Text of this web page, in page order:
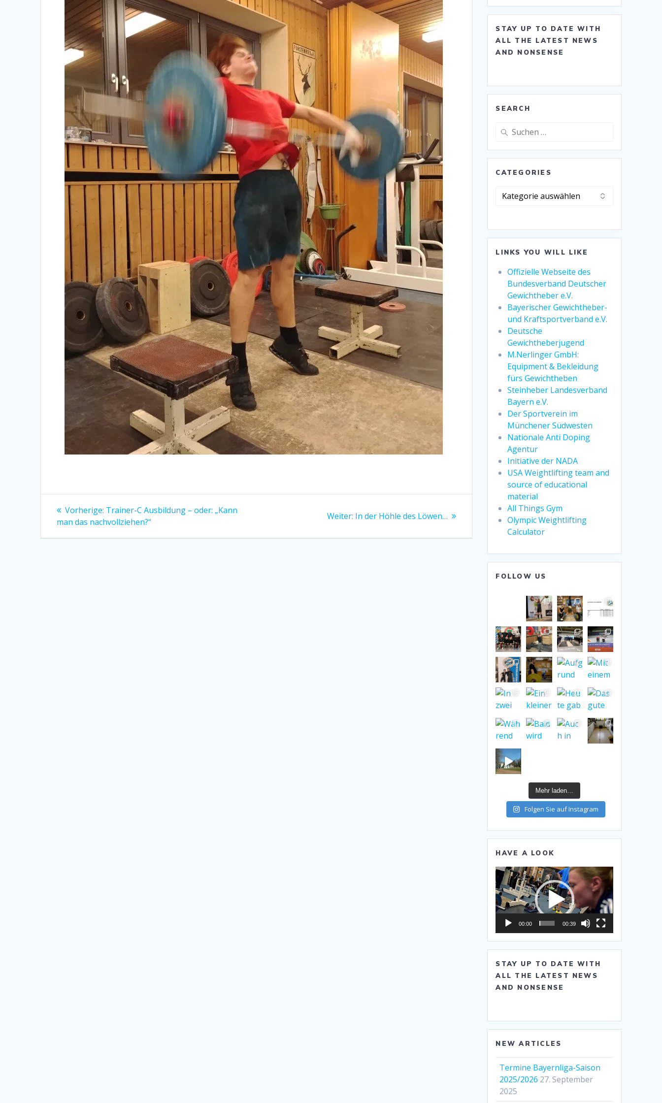
Beitragsnavigation
Vorherige: Vorheriger
Beitrag:
Trainer-C Ausbildung – oder: „Kann
man das nachvollziehen?“
Weiter: Nächster
In der Höhle des Löwen…
STAY UP TO DATE WITH
ALL THE LATEST NEWS
AND NONSENSE
SEARCH
Suche
nach:
CATEGORIES
Categories
LINKS YOU WILL LIKE
Offizielle Webseite des
Bundesverband Deutscher
Gewichtheber e.V.
Bayerischer Gewichtheber-
und Kraftsportverband e.V.
Deutsche
Gewichtheberjugend
M.Nerlinger GmbH:
Equipment & Bekleidung
fürs Gewichtheben
Steinheber Landesverband
Bayern e.V.
Der Sportverein im
Münchener Südwesten
Nationale Anti Doping
Agentur
Initiative der NADA
USA Weightlifting team and
source of educational
material
All Things Gym
Olympic Weightlifting
Calculator
FOLLOW US
Mehr laden…
Folgen Sie auf Instagram
HAVE A LOOK
Video-
Player
00:00 00:39
STAY UP TO DATE WITH
ALL THE LATEST NEWS
AND NONSENSE
NEW ARTICLES
Termine Bayernliga-Saison
2025/2026 27. September
2025